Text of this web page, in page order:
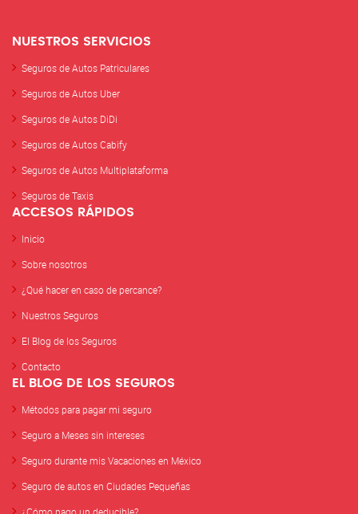
NUESTROS SERVICIOS
Seguros de Autos Patriculares
Seguros de Autos Uber
Seguros de Autos DiDi
Seguros de Autos Cabify
Seguros de Autos Multiplataforma
Seguros de Taxis
ACCESOS RÁPIDOS
Inicio
Sobre nosotros
¿Qué hacer en caso de percance?
Nuestros Seguros
El Blog de los Seguros
Contacto
EL BLOG DE LOS SEGUROS
Métodos para pagar mi seguro
Seguro a Meses sin intereses
Seguro durante mis Vacaciones en México
Seguro de autos en Ciudades Pequeñas
¿Cómo pago un deducible?